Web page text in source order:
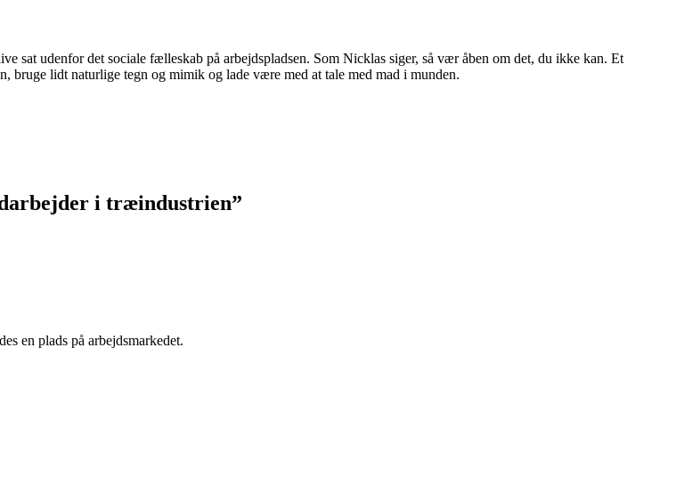
sat udenfor det sociale fælleskab på arbejdspladsen. Som Nicklas siger, så vær åben om det, du ikke kan. Et
bruge lidt naturlige tegn og mimik og lade være med at tale med mad i munden.
i træindustrien”
en plads på arbejdsmarkedet.